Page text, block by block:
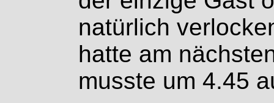
natürlich
hatte am
musste um 4.45